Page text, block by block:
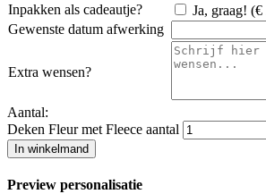
Inpakken als cadeautje?
Ja, graag! (€
Gewenste datum afwerking
Extra wensen?
Aantal:
Deken Fleur met Fleece aantal
In winkelmand
Preview personalisatie